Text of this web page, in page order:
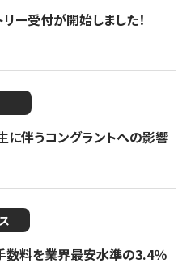
ー受付が開始しました！
に伴うコングラントへの影響
数料を業界最安水準の3.4％